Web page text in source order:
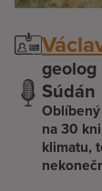
geolog
Súdán
na 30
klimatu,